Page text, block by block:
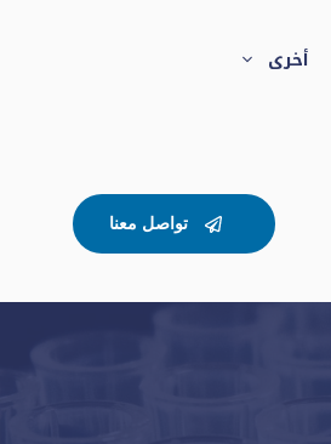
أخرى
تواصل معنا